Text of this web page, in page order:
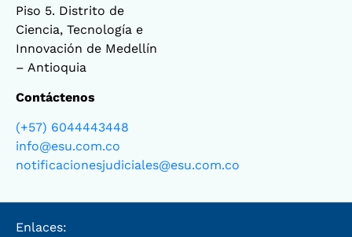
Piso 5. Distrito de
Ciencia, Tecnología e
Innovación de Medellín
– Antioquia
Contáctenos
(+57) 6044443448
info@esu.com.co
notificacionesjudiciales@esu.com.co
Enlaces: